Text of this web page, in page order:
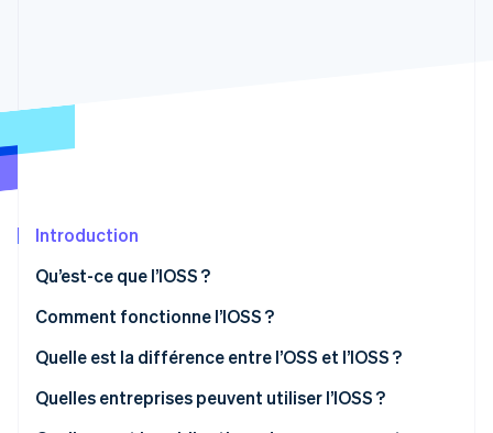
Atlas
Climate
Vérification de l'identité
Stripe Sessions 2026
Regarder la vidéo
Introduction
Qu’est-ce que l’IOSS ?
Comment fonctionne l’IOSS ?
Quelle est la différence entre l’OSS et l’IOSS ?
Quelles entreprises peuvent utiliser l’IOSS ?